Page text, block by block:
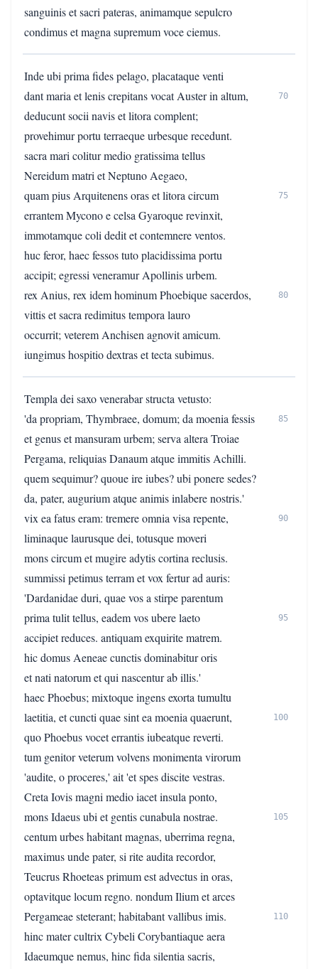
sanguinis et sacri pateras, animamque sepulcro
condimus et magna supremum voce ciemus.
Inde ubi prima fides pelago, placataque venti
dant maria et lenis crepitans vocat Auster in altum,
70
deducunt socii navis et litora complent;
provehimur portu terraeque urbesque recedunt.
sacra mari colitur medio gratissima tellus
Nereidum matri et Neptuno Aegaeo,
quam pius Arquitenens oras et litora circum
75
errantem Mycono e celsa Gyaroque revinxit,
immotamque coli dedit et contemnere ventos.
huc feror, haec fessos tuto placidissima portu
accipit; egressi veneramur Apollinis urbem.
rex Anius, rex idem hominum Phoebique sacerdos,
80
vittis et sacra redimitus tempora lauro
occurrit; veterem Anchisen agnovit amicum.
iungimus hospitio dextras et tecta subimus.
Templa dei saxo venerabar structa vetusto:
'da propriam, Thymbraee, domum; da moenia fessis
85
et genus et mansuram urbem; serva altera Troiae
Pergama, reliquias Danaum atque immitis Achilli.
quem sequimur? quoue ire iubes? ubi ponere sedes?
da, pater, augurium atque animis inlabere nostris.'
vix ea fatus eram: tremere omnia visa repente,
90
liminaque laurusque dei, totusque moveri
mons circum et mugire adytis cortina reclusis.
summissi petimus terram et vox fertur ad auris:
'Dardanidae duri, quae vos a stirpe parentum
prima tulit tellus, eadem vos ubere laeto
95
accipiet reduces. antiquam exquirite matrem.
hic domus Aeneae cunctis dominabitur oris
et nati natorum et qui nascentur ab illis.'
haec Phoebus; mixtoque ingens exorta tumultu
laetitia, et cuncti quae sint ea moenia quaerunt,
100
quo Phoebus vocet errantis iubeatque reverti.
tum genitor veterum volvens monimenta virorum
'audite, o proceres,' ait 'et spes discite vestras.
Creta Iovis magni medio iacet insula ponto,
mons Idaeus ubi et gentis cunabula nostrae.
105
centum urbes habitant magnas, uberrima regna,
maximus unde pater, si rite audita recordor,
Teucrus Rhoeteas primum est advectus in oras,
optavitque locum regno. nondum Ilium et arces
Pergameae steterant; habitabant vallibus imis.
110
hinc mater cultrix Cybeli Corybantiaque aera
Idaeumque nemus, hinc fida silentia sacris,